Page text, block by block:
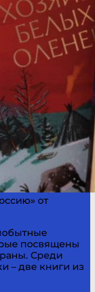
от
посвящены
Среди
– две книги из